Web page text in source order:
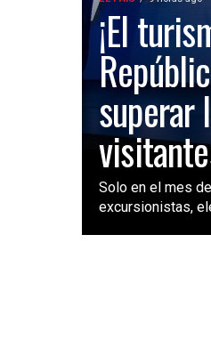
¡El
superar
Solo en el mes
excursionistas,